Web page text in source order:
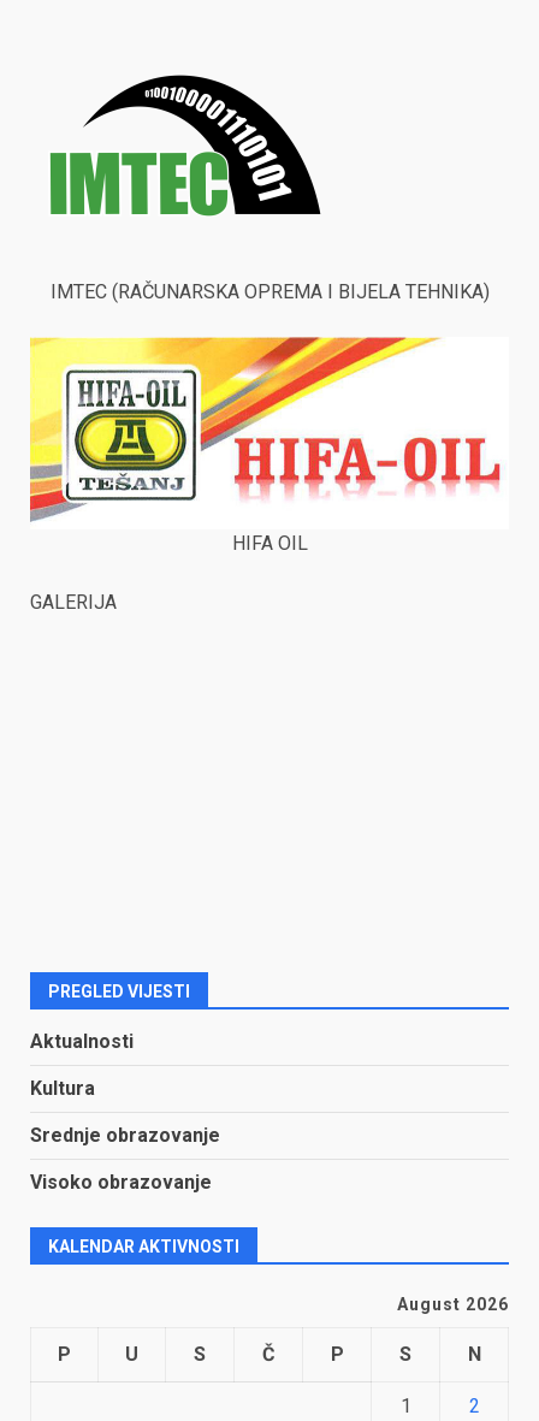
IMTEC (RAČUNARSKA OPREMA I BIJELA TEHNIKA)
HIFA OIL
GALERIJA
PREGLED VIJESTI
Aktualnosti
Kultura
Srednje obrazovanje
Visoko obrazovanje
KALENDAR AKTIVNOSTI
August 2026
P U S Č P S N
1 2